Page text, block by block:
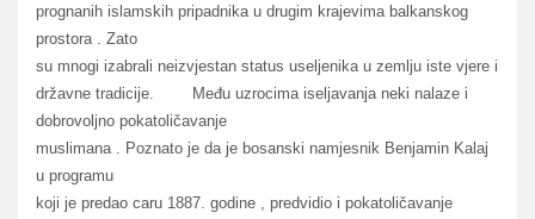
prognanih islamskih pripadnika u drugim krajevima balkanskog
prostora . Zato
su mnogi izabrali neizvjestan status useljenika u zemlju iste vjere i
državne tradicije. Među uzrocima iseljavanja neki nalaze i
dobrovoljno pokatoličavanje
muslimana . Poznato je da je bosanski namjesnik Benjamin Kalaj
u programu
koji je predao caru 1887. godine , predvidio i pokatoličavanje